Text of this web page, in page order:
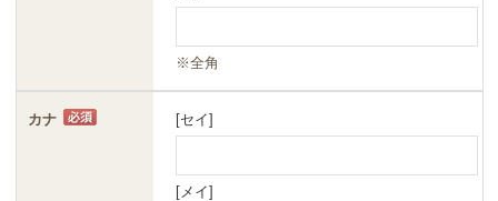
※全角
カナ [セイ]
[メイ]